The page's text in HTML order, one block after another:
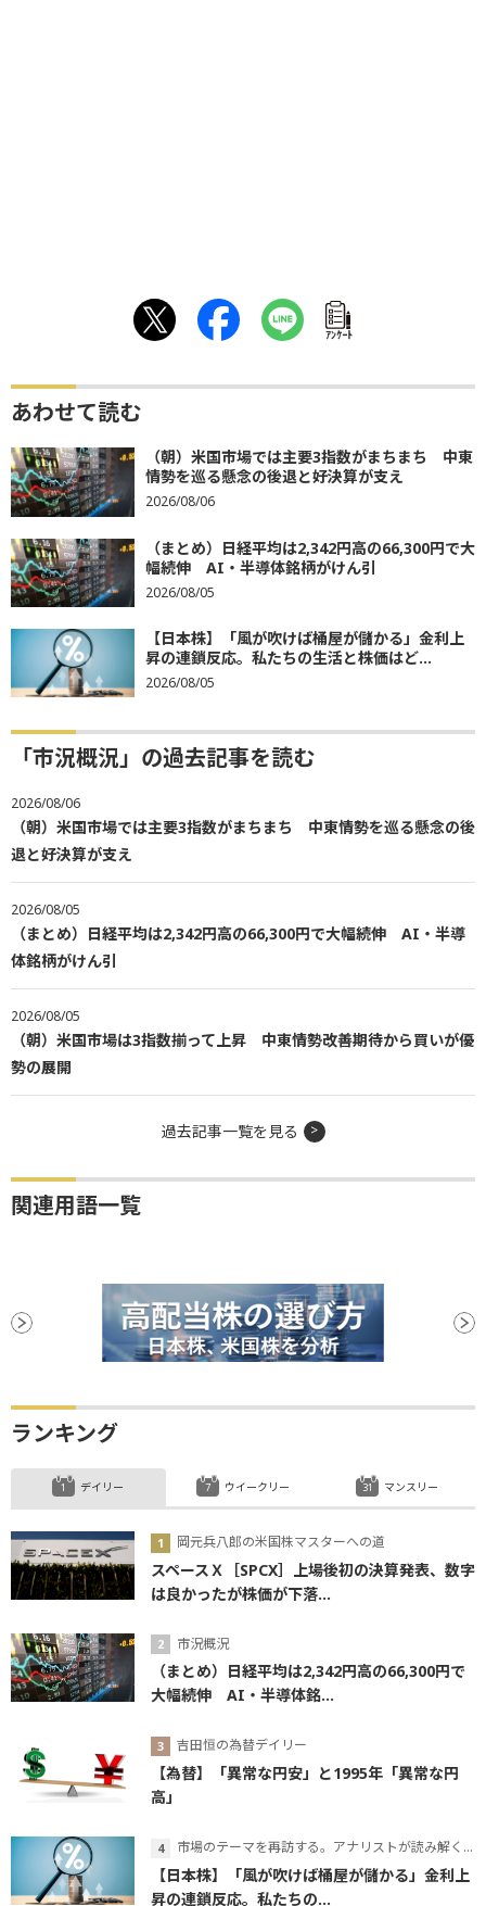
ｱﾝｹｰﾄ
あわせて読む
（朝）米国市場では主要3指数がまちまち 中東
情勢を巡る懸念の後退と好決算が支え
2026/08/06
（まとめ）日経平均は2,342円高の66,300円で大
幅続伸 AI・半導体銘柄がけん引
2026/08/05
【日本株】「風が吹けば桶屋が儲かる」金利上
昇の連鎖反応。私たちの生活と株価はど...
2026/08/05
「市況概況」の過去記事を読む
2026/08/06
（朝）米国市場では主要3指数がまちまち 中東情勢を巡る懸念の後
退と好決算が支え
2026/08/05
（まとめ）日経平均は2,342円高の66,300円で大幅続伸 AI・半導
体銘柄がけん引
2026/08/05
（朝）米国市場は3指数揃って上昇 中東情勢改善期待から買いが優
勢の展開
過去記事一覧を見る
関連用語一覧
ランキング
デイリー
岡元兵八郎の米国株マスターへの道
スペースＸ［SPCX］上場後初の決算発表、数字
は良かったが株価が下落...
市況概況
（まとめ）日経平均は2,342円高の66,300円で
大幅続伸 AI・半導体銘...
吉田恒の為替デイリー
【為替】「異常な円安」と1995年「異常な円
高」
市場のテーマを再訪する。アナリストが読み解くテーマの本質
【日本株】「風が吹けば桶屋が儲かる」金利上
昇の連鎖反応。私たちの...
ウイークリー マンスリー